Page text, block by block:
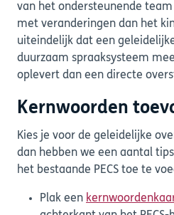
van het ondersteunende
met veranderingen dan het
uiteindelijk dat een
duurzaam spraaksysteem
oplevert dan een directe
Kernwoorden
Kies je voor de geleidelijke
dan hebben we een aantal
het bestaande PECS toe te
Plak een